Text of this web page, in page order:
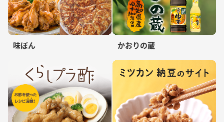
味ぽん かおりの蔵